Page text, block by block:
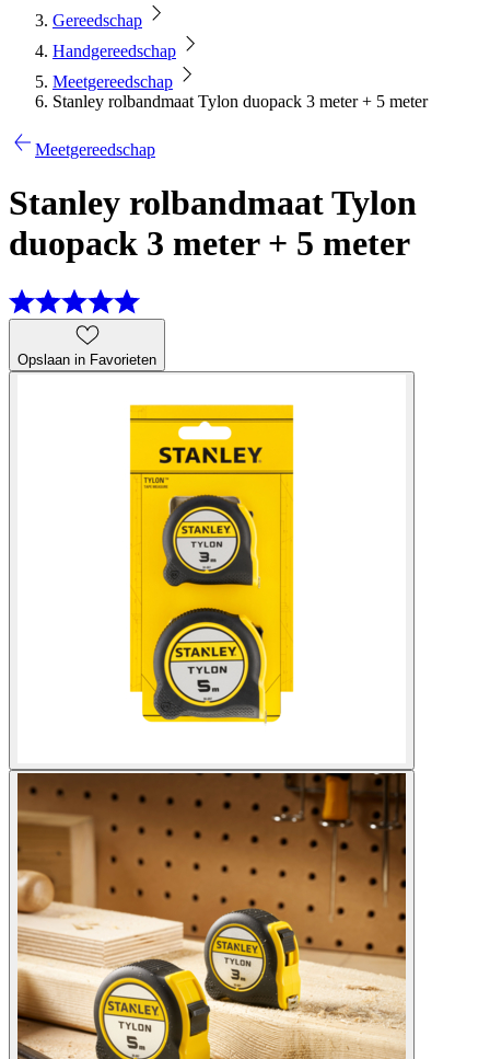
Gereedschap
Handgereedschap
Meetgereedschap
Stanley rolbandmaat Tylon duopack 3 meter + 5 meter
Meetgereedschap
Stanley rolbandmaat Tylon
duopack 3 meter + 5 meter
Opslaan in Favorieten